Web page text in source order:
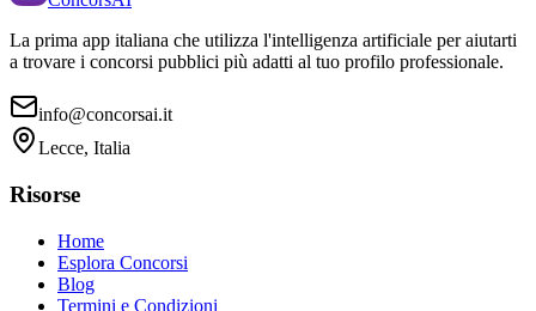
La prima app italiana che utilizza l'intelligenza artificiale per aiutarti
a trovare i concorsi pubblici più adatti al tuo profilo professionale.
info@concorsai.it
Lecce, Italia
Risorse
Home
Esplora Concorsi
Blog
Termini e Condizioni